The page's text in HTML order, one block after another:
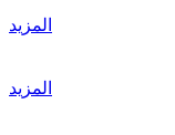
المزيد
المزيد